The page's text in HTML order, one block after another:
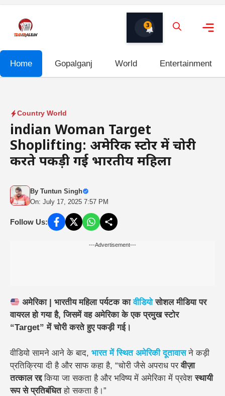
content
3
Home Gopalganj World Entertainment
Country World
indian Woman Target
Shoplifting: अमेरिकी स्टोर में चोरी
करते पकड़ी गई भारतीय महिला
By Tuntun Singh
On: July 17, 2025 7:57 PM
Follow Us:
---Advertisement---
अमेरिका | भारतीय महिला पर्यटक कावीडियोसोशल मीडिया पर
वायरल हो गया है, जिसमें वह अमेरिका के एक प्रमुख स्टोर
“Target” में चोरी करते हुए पकड़ी गई।
वीडियो सामने आने के बाद, भारत में स्थित अमेरिकी दूतावासने कड़ी
प्रतिक्रिया दी है और साफ कहा है, “चोरी जैसे अपराध परवीज़ा
तत्काल रद्दकिया जा सकता है और भविष्य में अमेरिका में प्रवेशस्थायी
रूप से प्रतिबंधितहो सकता है।”